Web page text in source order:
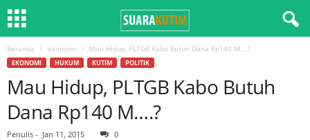
Beranda ekonomi Mau Hidup, PLTGB Kabo Butuh Dana Rp140 M….?
EKONOMI HUKUM KUTIM POLITIK
Mau Hidup, PLTGB Kabo Butuh
Dana Rp140 M….?
Penulis - Jan 11, 2015 0